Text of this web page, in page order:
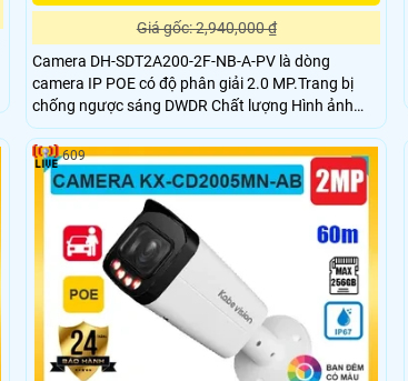
Giá gốc: 2,940,000 ₫
Camera DH-SDT2A200-2F-NB-A-PV là dòng
camera IP POE có độ phân giải 2.0 MP.Trang bị
chống ngược sáng DWDR Chất lượng Hình ảnh
ban đêm sáng đẹp với hồng ngoại 30m. Thiết kế
nhỏ gọn kim loại và nhựa. Báo động hình dạng con
người tích hợp thu âm và loa rõ ràng.
609